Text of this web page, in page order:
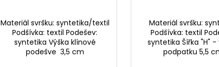
Materiál svršku: syntetika/textil
Podšívka: textil Podešev:
syntetika Výška klínové
podešve 3,5 cm
Materiál svršku:
Podšívka: textil
syntetika Šířka "H" -
podpatku 5,5